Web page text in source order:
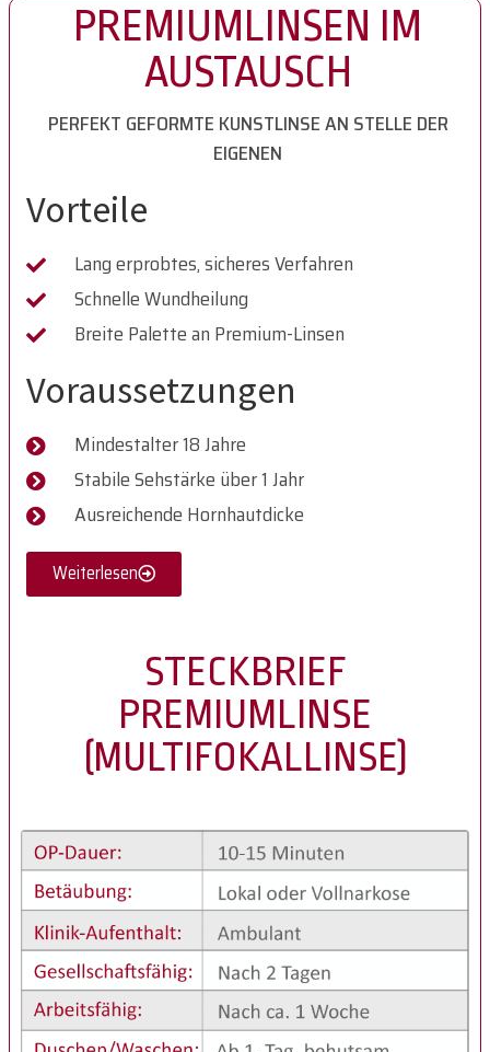
PREMIUMLINSEN IM
AUSTAUSCH
PERFEKT GEFORMTE KUNSTLINSE AN STELLE DER
EIGENEN
Vorteile
Lang erprobtes, sicheres Verfahren
Schnelle Wundheilung
Breite Palette an Premium-Linsen
Voraussetzungen
Mindestalter 18 Jahre
Stabile Sehstärke über 1 Jahr
Ausreichende Hornhautdicke
Weiterlesen
STECKBRIEF
PREMIUMLINSE
(MULTIFOKALLINSE)